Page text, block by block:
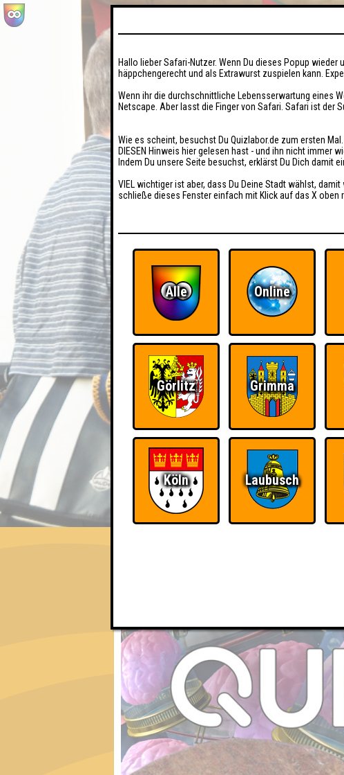
EVENTS
Hallo lieber Safari-Nutzer. Wenn Du dieses Popup
häppchengerecht und als Extrawurst zuspielen kann.
Wenn ihr die durchschnittliche Lebensserwartung eines
Netscape. Aber lasst die Finger von Safari. Safari ist der
Wie es scheint, besuchst Du Quizlabor.de zum ersten
DIESEN Hinweis hier gelesen hast - und ihn nicht immer
Indem Du unsere Seite besuchst, erklärst Du Dich damit
VIEL wichtiger ist aber, dass Du Deine Stadt wählst,
schließe dieses Fenster einfach mit Klick auf das X
Alle Online
Görlitz Grimma
Köln Laubusch